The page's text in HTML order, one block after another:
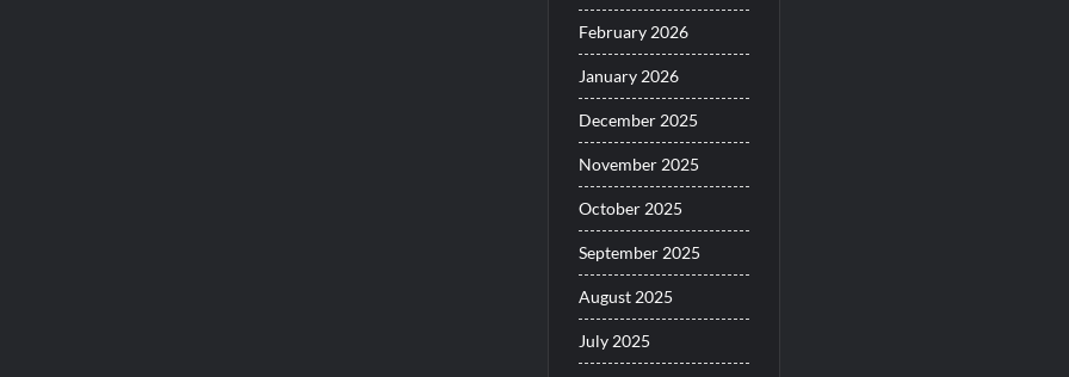
February 2026
January 2026
December 2025
November 2025
October 2025
September 2025
August 2025
July 2025